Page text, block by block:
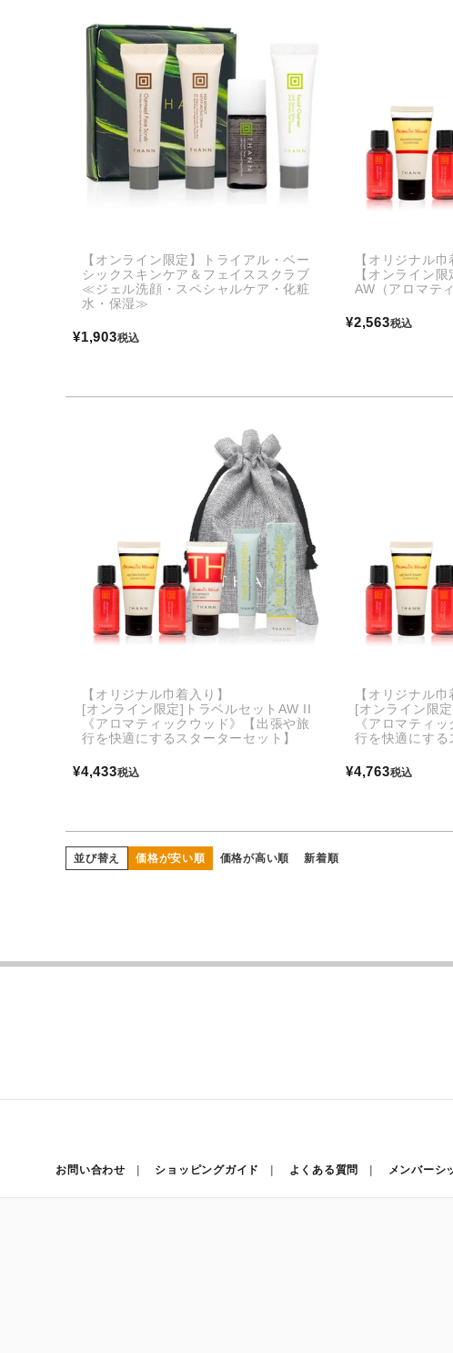
【オンライン限定】トライアル・ベー
シックスキンケア＆フェイススクラブ
≪ジェル洗顔・スペシャルケア・化粧
水・保湿≫
¥1,903税込
【オリジナル巾
【オンライン
AW（アロマテ
¥2,563税込
【オリジナル巾着入り】
[オンライン限定]トラベルセットAW II
《アロマティックウッド》【出張や旅
行を快適にするスターターセット】
¥4,433税込
【オリジナル巾
[オンライン限
《アロマティ
行を快適にする
¥4,763税込
並び替え 価格が安い順 価格が高い順 新着順
お問い合わせ ショッピングガイド よくある質問 メンバーシ